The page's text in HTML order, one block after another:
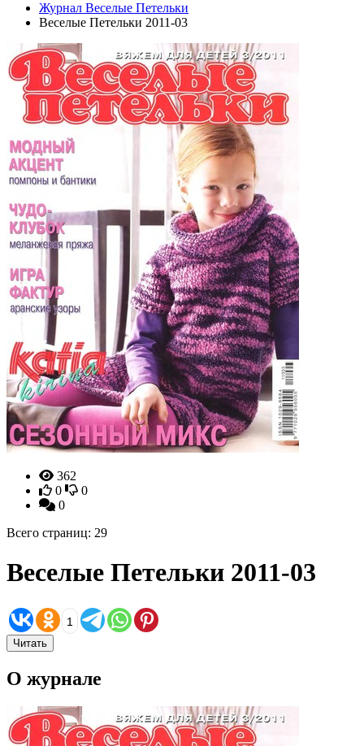
Журнал Веселые Петельки
Веселые Петельки 2011-03
362
0
0
0
Всего страниц: 29
Веселые Петельки 2011-03
1
Читать
О журнале